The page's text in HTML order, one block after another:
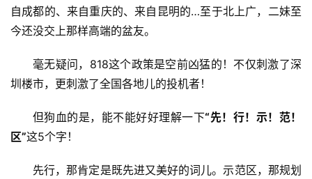
首
页
闻
自成都的、来自重庆的、来自昆明的…至于北上广，二妹至
今还没交上那样高端的盆友。
毫无疑问，818这个政策是空前凶猛的！不仅刺激了深
圳楼市，更刺激了全国各地儿的投机者！
但狗血的是，能不能好好理解一下“先！行！示！范！
区”这5个字！
先行，那肯定是既先进又美好的词儿。示范区，那规划